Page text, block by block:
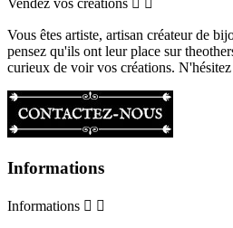
Vendez vos créations  
Vous êtes artiste, artisan créateur de
pensez qu'ils ont leur place sur
curieux de voir vos créations. N'hésitez
Informations
Informations  